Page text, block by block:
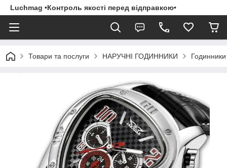
Luchmag •Контроль якості перед відправкою•
Товари та послуги НАРУЧНІ ГОДИННИКИ